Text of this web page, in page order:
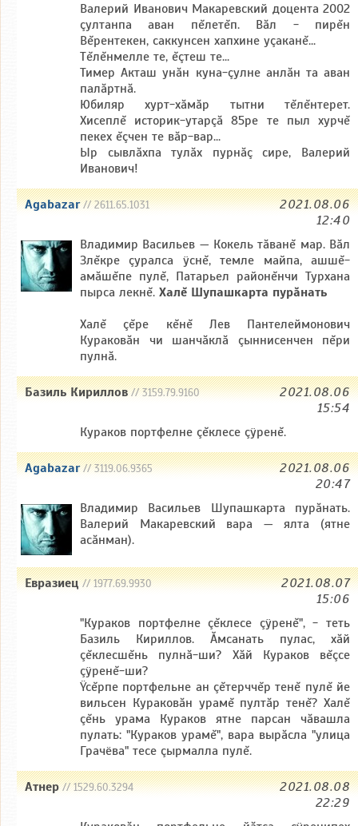
Валерий Иванович Макаревский доцента 2002
çултанпа аван пĕлетĕп. Вăл - пирĕн
Вĕрентекен, саккунсен хапхине уçaканĕ...
Тĕлĕнмелле те, ĕçтеш те...
Тимер Акташ унăн куна-çyлне анлăн та аван
палăртнă.
Юбиляр хурт-хăмăр тытни тĕлĕнтерет.
Хисеплĕ историк-утарçă 85ре те пыл хурчĕ
пекех ĕçчен те вăp-вар...
Ыр сывлăxпа тулăx пурнăç сире, Валерий
Иванович!
Agabazar// 2611.65.1031
2021.08.06
12:40
Владимир Васильев — Кокель тăванĕ мар. Вăл
Злĕкре çуралса ÿснĕ, темле майпа, ашшĕ-
амăшĕпе пулĕ, Патарьел районĕнчи Турхана
пырса лекнĕ. Халĕ Шупашкарта пурăнать
Халĕ çĕре кĕнĕ Лев Пантелеймонович
Кураковăн чи шанчăклă çыннисенчен пĕри
пулнă.
Базиль Кириллов// 3159.79.9160
2021.08.06
15:54
Кураков портфелне çĕклесе çÿренĕ.
Agabazar// 3119.06.9365
2021.08.06
20:47
Владимир Васильев Шупашкарта пурăнать.
Валерий Макаревский вара — ялта (ятне
асăнман).
Евразиец// 1977.69.9930
2021.08.07
15:06
"Кураков портфелне çĕклесе çÿренĕ", - теть
Базиль Кириллов. Ăмсанать пулас, хăй
çĕклесшĕнь пулнă-ши? Хăй Кураков вĕçсе
çÿренĕ-ши?
Ÿcĕрпе портфельне ан çĕтерччĕр тенĕ пулĕ йе
вильсен Кураковăн урамĕ пултăр тенĕ? Халĕ
çĕнь урама Кураков ятне парсан чăвашла
пулать: "Кураков урамĕ", вара вырăсла "улица
Грачёва" тесе çырмалла пулĕ.
Атнер// 1529.60.3294
2021.08.08
22:29